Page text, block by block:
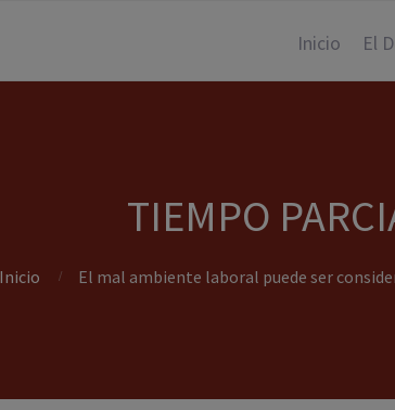
Inicio El
TIEMPO
Inicio El mal ambiente laboral puede ser